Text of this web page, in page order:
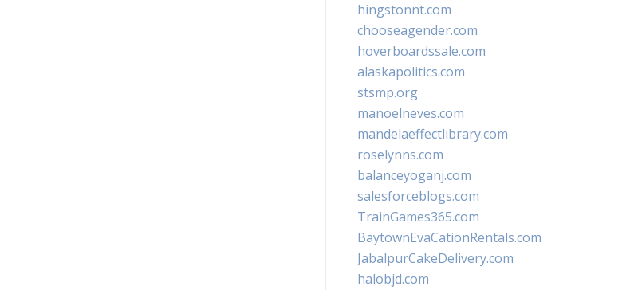
hingstonnt.com
chooseagender.com
hoverboardssale.com
alaskapolitics.com
stsmp.org
manoelneves.com
mandelaeffectlibrary.com
roselynns.com
balanceyoganj.com
salesforceblogs.com
TrainGames365.com
BaytownEvaCationRentals.com
JabalpurCakeDelivery.com
halobjd.com